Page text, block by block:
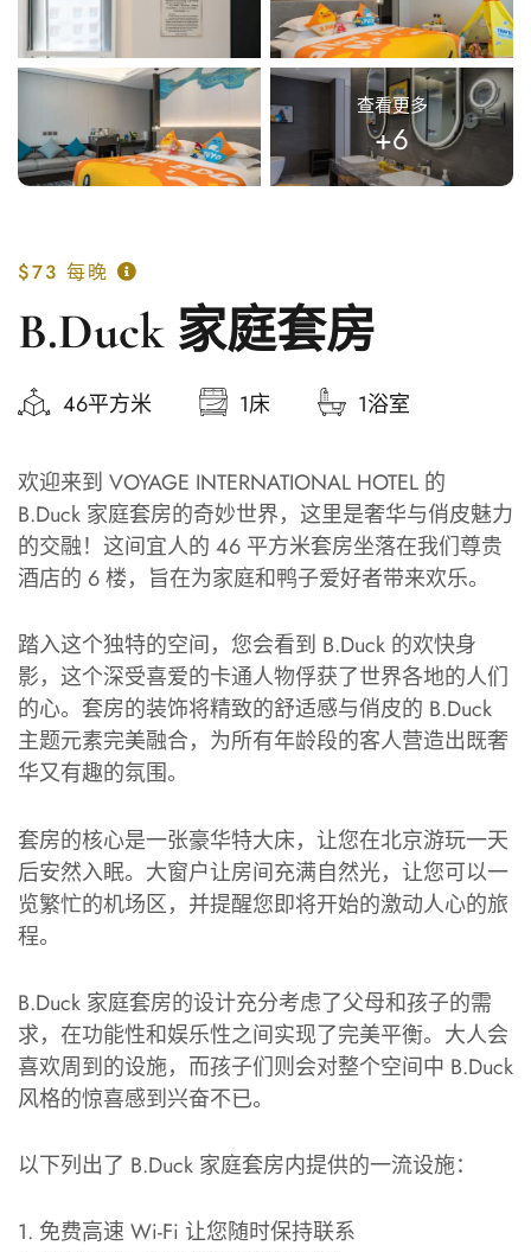
查看更多
+6
$73 每晚
B.Duck 家庭套房
46平方米 1床 1浴室
欢迎来到 VOYAGE INTERNATIONAL HOTEL 的
B.Duck 家庭套房的奇妙世界，这里是奢华与俏皮魅力
的交融！这间宜人的 46 平方米套房坐落在我们尊贵
酒店的 6 楼，旨在为家庭和鸭子爱好者带来欢乐。
踏入这个独特的空间，您会看到 B.Duck 的欢快身
影，这个深受喜爱的卡通人物俘获了世界各地的人们
的心。套房的装饰将精致的舒适感与俏皮的 B.Duck
主题元素完美融合，为所有年龄段的客人营造出既奢
华又有趣的氛围。
套房的核心是一张豪华特大床，让您在北京游玩一天
后安然入眠。大窗户让房间充满自然光，让您可以一
览繁忙的机场区，并提醒您即将开始的激动人心的旅
程。
B.Duck 家庭套房的设计充分考虑了父母和孩子的需
求，在功能性和娱乐性之间实现了完美平衡。大人会
喜欢周到的设施，而孩子们则会对整个空间中 B.Duck
风格的惊喜感到兴奋不已。
以下列出了 B.Duck 家庭套房内提供的一流设施：
1. 免费高速 Wi-Fi 让您随时保持联系